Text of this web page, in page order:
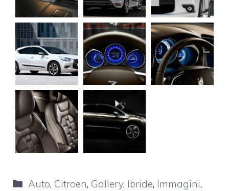
Categorie
Auto, Citroen, Gallery, Ibride, Immagini,